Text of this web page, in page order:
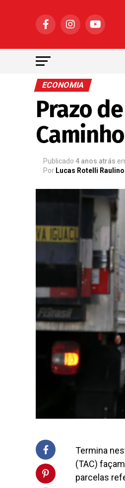
ECONOMIA
Prazo
Publicado 4 anos atrás
Por Lucas Rotelli Raulino
Termina
(TAC)
parcelas